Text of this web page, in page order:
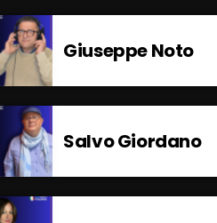
Giuseppe Noto
Salvo Giordano